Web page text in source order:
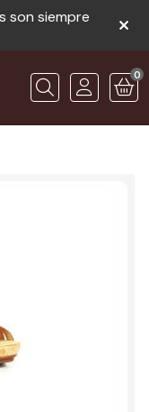
son siempre
Buscar
0